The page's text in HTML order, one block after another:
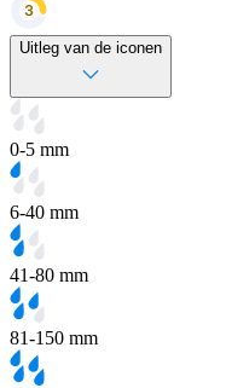
Uitleg van de iconen
0-5 mm
6-40 mm
41-80 mm
81-150 mm